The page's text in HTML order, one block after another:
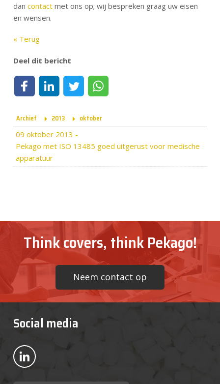
dan contactmet ons op; wij bespreken graag uw eisen
en wensen.
« Terug
Deel dit bericht
Deel op FacebookDeel op LinkedInDeel op TwitterDeel via WhatsApp
Archief 2013 oktober
09 oktober 2013 -
Pekago met ISO 13485 goed uitgerust voor medische
apparatuur
Think covers, think Pekago!
Neem contact op
Social media
Bekijk ons op LinkedIn